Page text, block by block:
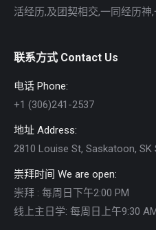
活经历,及团契相交,一同经历神
联系方式 Contact Us
电话 Phone:
+1 (306)241-2537
地址 Address:
2810 Louise St, Saskatoon, SK
崇拜时间 We are open:
崇拜 : 每周日下午2:00 PM
线上主日学: 每周日上午9:30